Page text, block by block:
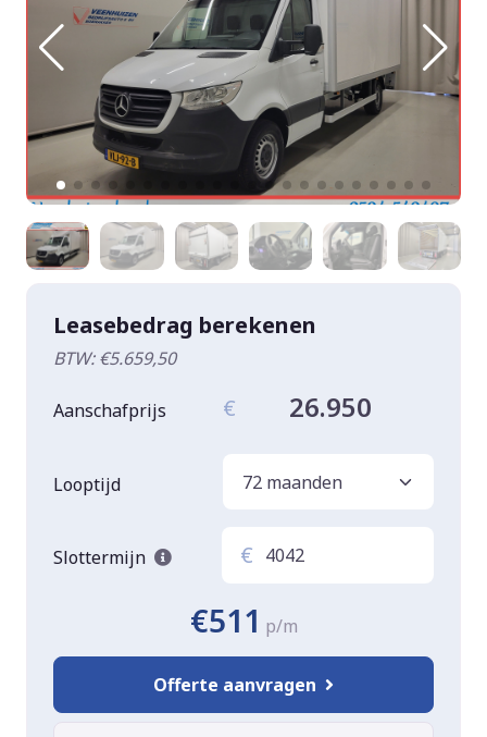
Leasebedrag berekenen
BTW: €5.659,50
Aanschafprijs € 26.950
Looptijd
Slottermijn €
€511 p/m
Offerte aanvragen